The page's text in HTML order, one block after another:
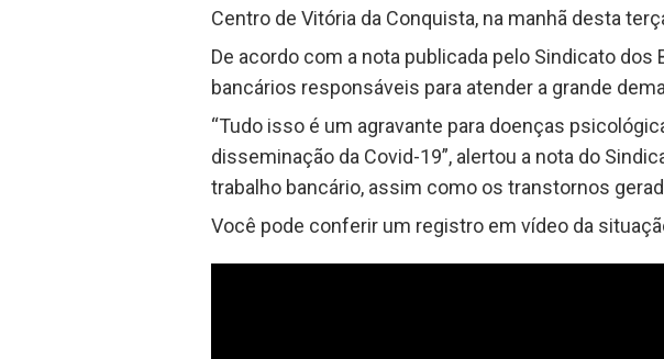
Centro de Vitória da Conquista, na manhã desta
De acordo com a nota publicada pelo Sindicato
bancários responsáveis para atender a grande
“Tudo isso é um agravante para doenças
disseminação da Covid-19”, alertou a nota do
trabalho bancário, assim como os transtornos
Você pode conferir um registro em vídeo da